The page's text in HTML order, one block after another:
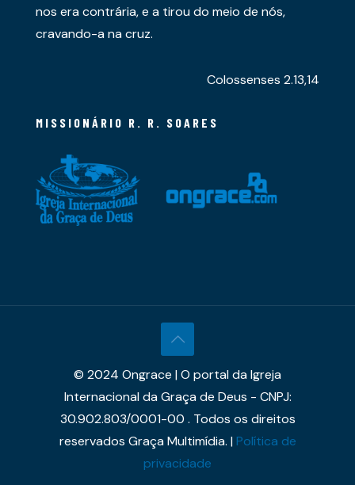
nos era contrária, e a tirou do meio de nós,
cravando-a na cruz.
Colossenses 2.13,14
MISSIONÁRIO R. R. SOARES
© 2024 Ongrace | O portal da Igreja
Internacional da Graça de Deus - CNPJ:
30.902.803/0001-00 . Todos os direitos
reservados Graça Multimídia. |Política de
privacidade